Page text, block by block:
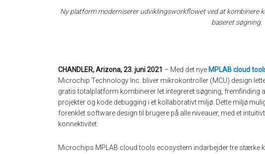
Ny platform moderniserer udviklingsworkflowet ved at kombinere
baseret søgning.
CHANDLER, Arizona, 23. juni 2021 – Med det nye MPLAB cloud
Microchip Technology Inc. bliver mikrokontroller (MCU) design
gratis totalplatform kombinerer let integreret søgning, fremfinding
projekter og kode debugging i et kollaborativt miljø. Dette miljø
forenklet software design til brugere på alle niveauer, med et
konnektivitet.
Microchips MPLAB cloud tools ecosystem indarbejder tre stærke